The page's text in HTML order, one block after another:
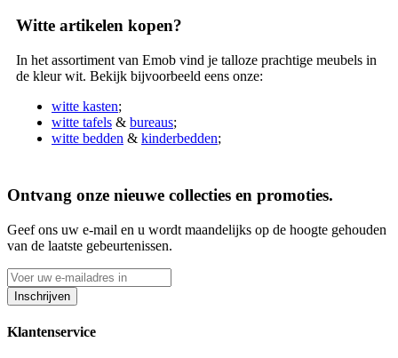
Witte artikelen kopen?
In het assortiment van Emob vind je talloze prachtige meubels in
de kleur wit. Bekijk bijvoorbeeld eens onze:
witte kasten;
witte tafels & bureaus;
witte bedden & kinderbedden;
Ontvang onze nieuwe collecties en promoties.
Geef ons uw e-mail en u wordt maandelijks op de hoogte gehouden
van de laatste gebeurtenissen.
Inschrijven
Klantenservice